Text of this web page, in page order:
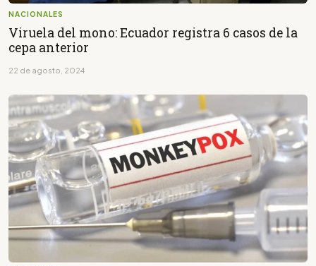
NACIONALES
Viruela del mono: Ecuador registra 6 casos de la
cepa anterior
22 de agosto, 2024